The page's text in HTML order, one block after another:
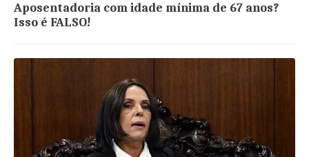
Aposentadoria com idade mínima de 67 anos?
Isso é FALSO!